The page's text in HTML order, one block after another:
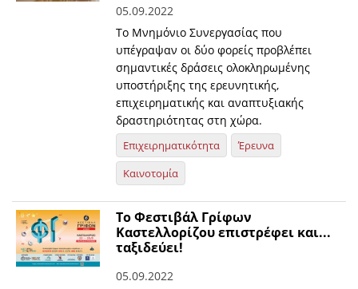
05.09.2022
Το Μνημόνιο Συνεργασίας που
υπέγραψαν οι δύο φορείς προβλέπει
σημαντικές δράσεις ολοκληρωμένης
υποστήριξης της ερευνητικής,
επιχειρηματικής και αναπτυξιακής
δραστηριότητας στη χώρα.
Επιχειρηματικότητα
Έρευνα
Καινοτομία
Το Φεστιβάλ Γρίφων
Καστελλορίζου επιστρέφει και...
ταξιδεύει!
05.09.2022